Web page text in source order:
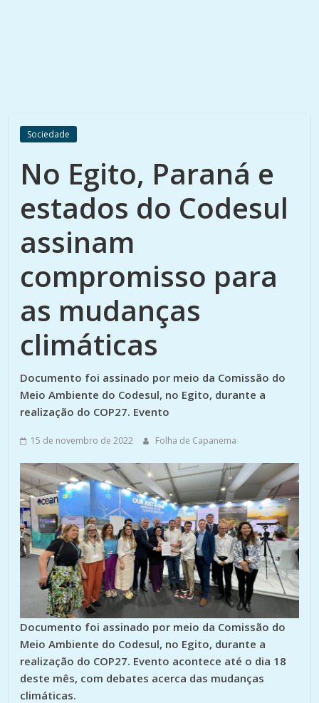
Sociedade
No Egito, Paraná e
estados do Codesul
assinam
compromisso para
as mudanças
climáticas
Documento foi assinado por meio da Comissão do
Meio Ambiente do Codesul, no Egito, durante a
realização do COP27. Evento
15 de novembro de 2022 Folha de Capanema
Documento foi assinado por meio da Comissão do
Meio Ambiente do Codesul, no Egito, durante a
realização do COP27. Evento acontece até o dia 18
deste mês, com debates acerca das mudanças
climáticas.